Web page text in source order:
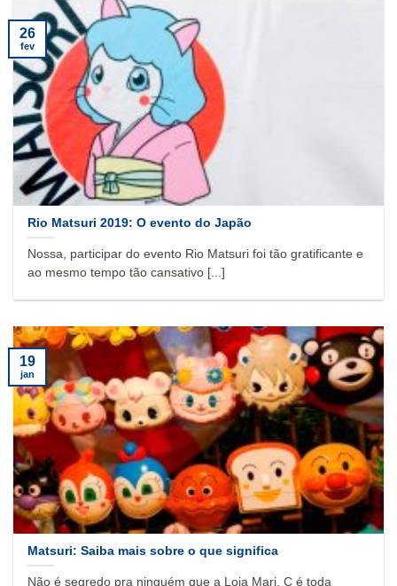
Rio Matsuri 2019: O evento do Japão
Nossa, participar do evento Rio Matsuri foi tão gratificante e
ao mesmo tempo tão cansativo [...]
26
fev
Matsuri: Saiba mais sobre o que significa
Não é segredo pra ninguém que a Loja Mari. C é toda
19
jan